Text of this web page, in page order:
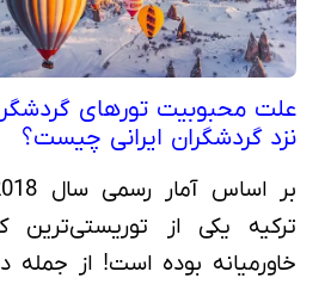
علت محبوبیت تورهای
نزد گردشگران ایرانی چیست؟
ترکیه یکی از توریستی‌ترین
خاورمیانه بوده است! از جمله